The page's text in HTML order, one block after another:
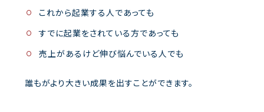
これから起業する人であっても
すでに起業をされている方であっても
売上があるけど伸び悩んでいる人でも
誰もがより大きい成果を出すことができます。